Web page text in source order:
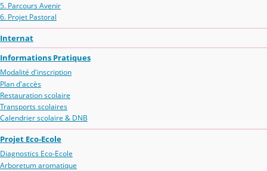
5. Parcours Avenir
6. Projet Pastoral
Internat
Informations Pratiques
Modalité d'inscription
Plan d'accès
Restauration scolaire
Transports scolaires
Calendrier scolaire & DNB
Projet Eco-Ecole
Diagnostics Eco-Ecole
Arboretum aromatique